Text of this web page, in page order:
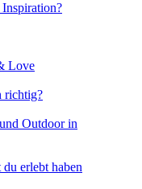
Love
richtig?
Outdoor in
erlebt haben